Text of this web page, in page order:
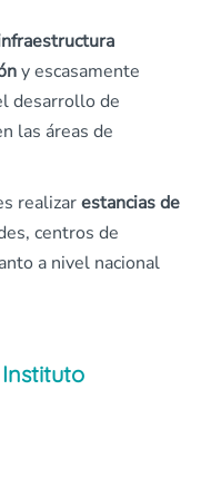
y escasamente
desarrollo de
las áreas de
realizarestancias de
centros de
a nivel nacional